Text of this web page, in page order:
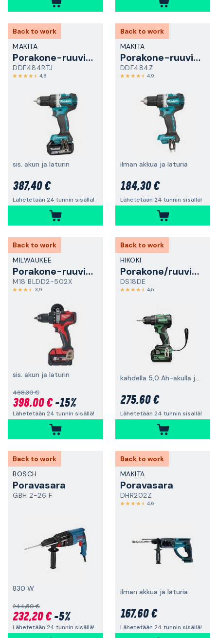
Back to work
MAKITA
Porakone-ruuvinväännin
DDF484RTJ
4,8
sis. akun ja laturin
387,40 €
Lähetetään 24 tunnin sisällä!
Back to work
MAKITA
Porakone-ruuvinväännin
DDF484Z
4,9
ilman akkua ja laturia
184,30 €
Lähetetään 24 tunnin sisällä!
Back to work
MILWAUKEE
Porakone-ruuvinväännin
M18 BLDD2-502X
3,9
sis. akun ja laturin
468,30 €
398,00 €-15%
Lähetetään 24 tunnin sisällä!
Back to work
HIKOKI
Porakone/ruuvinväännin
DS18DE
4,5
kahdella 5,0 Ah-akulla ja laturilla
275,60 €
Lähetetään 24 tunnin sisällä!
Back to work
BOSCH
Poravasara
GBH 2-26 F
830 W
244,50 €
232,20 €-5%
Lähetetään 24 tunnin sisällä!
Back to work
MAKITA
Poravasara
DHR202Z
4,6
ilman akkua ja laturia
167,60 €
Lähetetään 24 tunnin sisällä!